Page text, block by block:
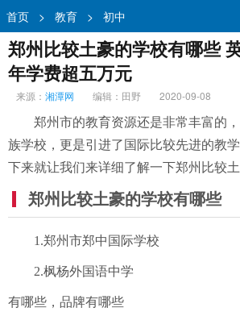
首页 > 教育 > 初中
郑州比较土豪的学校有哪些
年学费超五万元
来源： 湘潭网 编辑：田野
2020-09-08
郑州市的教育资源还是非常丰富的，
族学校，更是引进了国际比较先进的教
下来就让我们来详细了解一下郑州比较
郑州比较土豪的学校有哪些
1.郑州市郑中国际学校
2.枫杨外国语中学
有哪些，品牌有哪些